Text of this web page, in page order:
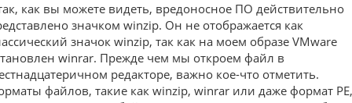
как вы можете видеть, вредоносное ПО действительно
значком winzip. Он не отображается как
значок winzip, так как на моем образе VMware
winrar. Прежде чем мы откроем файл в
редакторе, важно кое-что отметить.
файлов, такие как winzip, winrar или даже формат PE,